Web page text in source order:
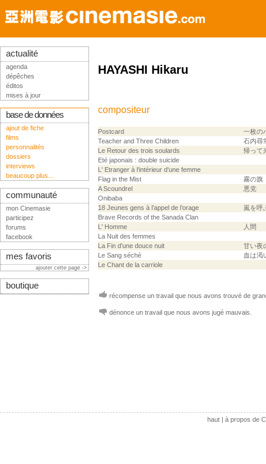
HAYASHI Hikaru
compositeur
Postcard
一枚の
Teacher and Three Children
石内尋
Le Retour des trois soulards
帰って
Eté japonais : double suicide
L' Etranger à l'intérieur d'une femme
Flag in the Mist
霧の旗
A Scoundrel
悪党
Onibaba
18 Jeunes gens à l’appel de l’orage
嵐を呼
Brave Records of the Sanada Clan
L' Homme
人間
La Nuit des femmes
La Fin d’une douce nuit
甘い夜
Le Sang séché
血は渇
Le Chant de la carriole
récompense un travail que nous avons trouvé de
dénonce un travail que nous avons jugé mauvais.
actualité
agenda
dépêches
éditos
mises à jour
base de données
ajout de fiche
films
personnalités
dossiers
interviews
beaucoup plus...
communauté
mon Cinemasie
participez
forums
facebook
mes favoris
ajouter cette page ->
boutique
haut| à propos de